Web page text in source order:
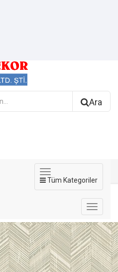
Ara
Tüm Kategoriler